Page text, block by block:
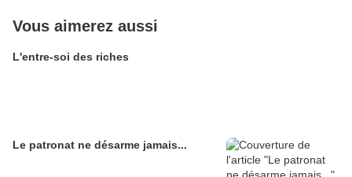
Vous aimerez aussi
L'entre-soi des riches
Le patronat ne désarme jamais...